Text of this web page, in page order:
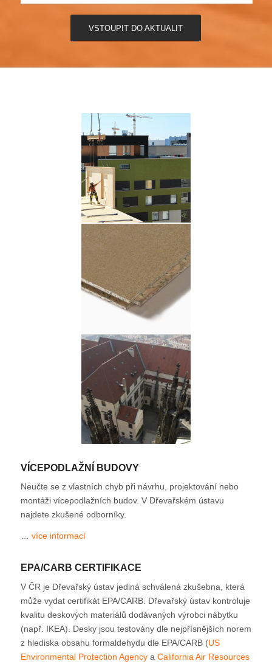
VSTOUPIT DO AKTUALIT
VÍCEPODLAŽNÍ BUDOVY
Neučte se z vlastních chyb při návrhu, projektování nebo
montáži vícepodlažních budov. V Dřevařském ústavu
najdete zkušené odborníky.
… více informací
EPA/CARB CERTIFIKACE
V ČR je Dřevařský ústav jediná schválená zkušebna, která
může vydat certifikát EPA/CARB. Dřevařský ústav kontroluje
kvalitu deskových materiálů dodávaných výrobci nábytku
(např. IKEA). Desky jsou testovány dle nejpřísnějších norem
z hlediska obsahu formaldehydu dle EPA/CARB (US
Environmental Protection Agencya California Air Resources